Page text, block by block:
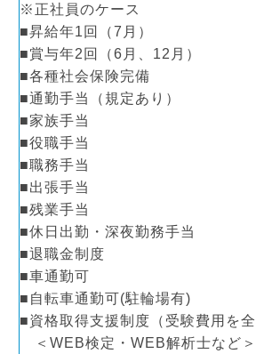
※正社員のケース
■昇給年1回（7月）
■賞与年2回（6月、12月）
■各種社会保険完備
■通勤手当（規定あり）
■家族手当
■役職手当
■職務手当
■出張手当
■残業手当
■休日出勤・深夜勤務手当
■退職金制度
■車通勤可
■自転車通勤可(駐輪場有)
■資格取得支援制度（受験費用を全
＜WEB検定・WEB解析士など＞